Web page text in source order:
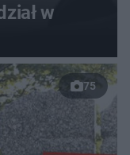
w
75